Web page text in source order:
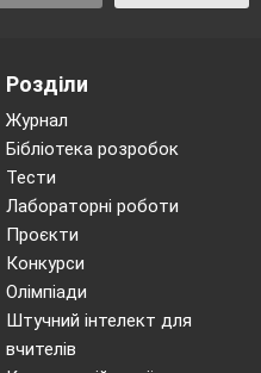
Розділи
Журнал
Бібліотека розробок
Тести
Лабораторні роботи
Проєкти
Конкурси
Олімпіади
Штучний інтелект для
вчителів